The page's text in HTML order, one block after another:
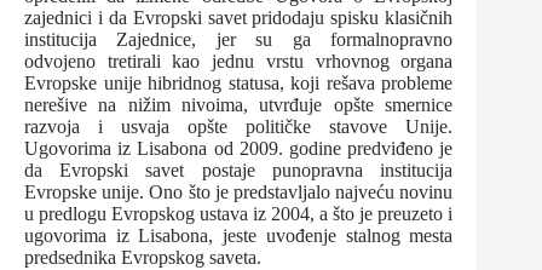
zajednici i da Evropski savet pridodaju spisku klasičnih
institucija Zajednice, jer su ga formalnopravno
odvojeno tretirali kao jednu vrstu vrhovnog organa
Evropske unije hibridnog statusa, koji rešava probleme
nerešive na nižim nivoima, utvrđuje opšte smernice
razvoja i usvaja opšte političke stavove Unije.
Ugovorima iz Lisabona od 2009. godine predviđeno je
da Evropski savet postaje punopravna institucija
Evropske unije. Ono što je predstavljalo najveću novinu
u predlogu Evropskog ustava iz 2004, a što je preuzeto i
ugovorima iz Lisabona, jeste uvođenje stalnog mesta
predsednika Evropskog saveta.